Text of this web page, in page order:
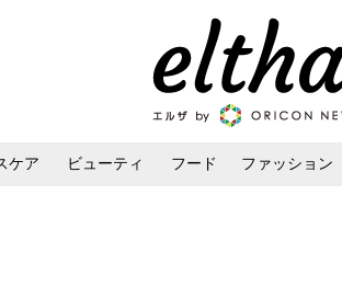
ケア ビューティ フード ファッション